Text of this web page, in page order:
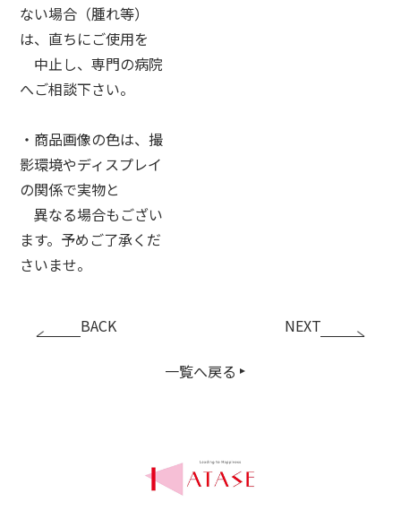
ない場合（腫れ等）
は、直ちにご使用を
中止し、専門の病院
へご相談下さい。
・商品画像の色は、撮
影環境やディスプレイ
の関係で実物と
異なる場合もござい
ます。予めご了承くだ
さいませ。
BACK
一覧へ戻る
NEXT